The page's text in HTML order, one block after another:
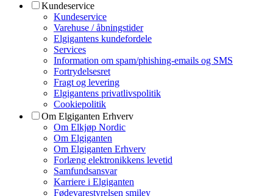
Kundeservice
Kundeservice
Varehuse / åbningstider
Elgigantens kundefordele
Services
Information om spam/phishing-emails og SMS
Fortrydelsesret
Fragt og levering
Elgigantens privatlivspolitik
Cookiepolitik
Om Elgiganten Erhverv
Om Elkjøp Nordic
Om Elgiganten
Om Elgiganten Erhverv
Forlæng elektronikkens levetid
Samfundsansvar
Karriere i Elgiganten
Fødevarestyrelsen smiley